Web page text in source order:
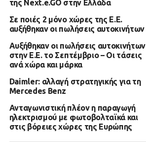
της Next.e.GO στην Ελλάδα
Σε ποιές 2 μόνο χώρες της Ε.Ε.
αυξήθηκαν οι πωλήσεις αυτοκινήτων
Αυξήθηκαν οι πωλήσεις αυτοκινήτων
στην Ε.Ε. το Σεπτέμβριο – Οι τάσεις
ανά χώρα και μάρκα
Daimler: αλλαγή στρατηγικής για τη
Mercedes Benz
Ανταγωνιστική πλέον η παραγωγή
ηλεκτρισμού με φωτοβολταϊκά και
στις βόρειες χώρες της Ευρώπης